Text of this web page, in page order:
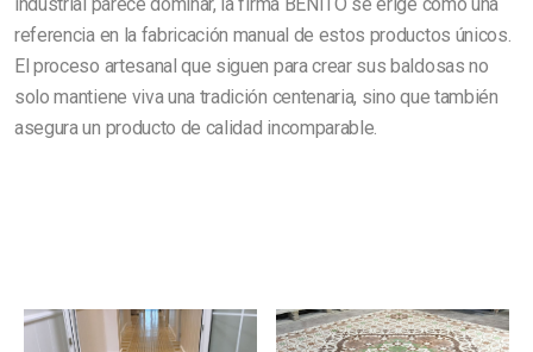
referencia en la fabricación manual de estos productos únicos.
El proceso artesanal que siguen para crear sus baldosas no
solo mantiene viva una tradición centenaria, sino que también
asegura un producto de calidad incomparable.